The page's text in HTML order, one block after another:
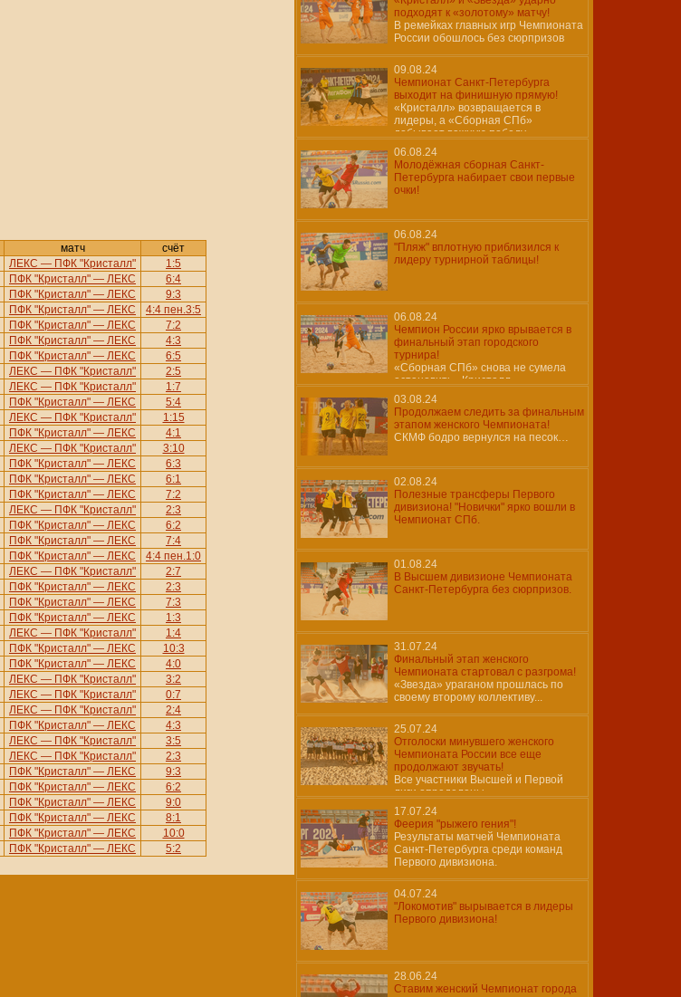
матч
счёт
ЛЕКС — ПФК "Кристалл"
1:5
ПФК "Кристалл" — ЛЕКС
6:4
ПФК "Кристалл" — ЛЕКС
9:3
ПФК "Кристалл" — ЛЕКС
4:4 пен.3:5
ПФК "Кристалл" — ЛЕКС
7:2
ПФК "Кристалл" — ЛЕКС
4:3
ПФК "Кристалл" — ЛЕКС
6:5
ЛЕКС — ПФК "Кристалл"
2:5
ЛЕКС — ПФК "Кристалл"
1:7
ПФК "Кристалл" — ЛЕКС
5:4
ЛЕКС — ПФК "Кристалл"
1:15
ПФК "Кристалл" — ЛЕКС
4:1
ЛЕКС — ПФК "Кристалл"
3:10
ПФК "Кристалл" — ЛЕКС
6:3
ПФК "Кристалл" — ЛЕКС
6:1
ПФК "Кристалл" — ЛЕКС
7:2
ЛЕКС — ПФК "Кристалл"
2:3
ПФК "Кристалл" — ЛЕКС
6:2
ПФК "Кристалл" — ЛЕКС
7:4
ПФК "Кристалл" — ЛЕКС
4:4 пен.1:0
ЛЕКС — ПФК "Кристалл"
2:7
ПФК "Кристалл" — ЛЕКС
2:3
ПФК "Кристалл" — ЛЕКС
7:3
ПФК "Кристалл" — ЛЕКС
1:3
ЛЕКС — ПФК "Кристалл"
1:4
ПФК "Кристалл" — ЛЕКС
10:3
ПФК "Кристалл" — ЛЕКС
4:0
ЛЕКС — ПФК "Кристалл"
3:2
ЛЕКС — ПФК "Кристалл"
0:7
ЛЕКС — ПФК "Кристалл"
2:4
ПФК "Кристалл" — ЛЕКС
4:3
ЛЕКС — ПФК "Кристалл"
3:5
ЛЕКС — ПФК "Кристалл"
2:3
ПФК "Кристалл" — ЛЕКС
9:3
ПФК "Кристалл" — ЛЕКС
6:2
ПФК "Кристалл" — ЛЕКС
9:0
ПФК "Кристалл" — ЛЕКС
8:1
ПФК "Кристалл" — ЛЕКС
10:0
ПФК "Кристалл" — ЛЕКС 5:2
подходят к «золотому» матчу!
В ремейках главных игр Чемпионата
России обошлось без сюрпризов
09.08.24
Чемпионат Санкт-Петербурга
выходит на финишную прямую!
«Кристалл» возвращается в
лидеры, а «Сборная СПб»
добывает важную победу…
06.08.24
Молодёжная сборная Санкт-
Петербурга набирает свои первые
очки!
06.08.24
"Пляж" вплотную приблизился к
лидеру турнирной таблицы!
06.08.24
Чемпион России ярко врывается в
финальный этап городского
турнира!
«Сборная СПб» снова не сумела
остановить «Кристалл»…
03.08.24
Продолжаем следить за финальным
этапом женского Чемпионата!
СКМФ бодро вернулся на песок…
02.08.24
Полезные трансферы Первого
дивизиона! "Новички" ярко вошли в
Чемпионат СПб.
01.08.24
В Высшем дивизионе Чемпионата
Санкт-Петербурга без сюрпризов.
31.07.24
Финальный этап женского
Чемпионата стартовал с разгрома!
«Звезда» ураганом прошлась по
своему второму коллективу...
25.07.24
Отголоски минувшего женского
Чемпионата России все еще
продолжают звучать!
Все участники Высшей и Первой
лиги определены…
17.07.24
Феерия "рыжего гения"!
Результаты матчей Чемпионата
Санкт-Петербурга среди команд
Первого дивизиона.
04.07.24
"Локомотив" вырывается в лидеры
Первого дивизиона!
28.06.24
Ставим женский Чемпионат города